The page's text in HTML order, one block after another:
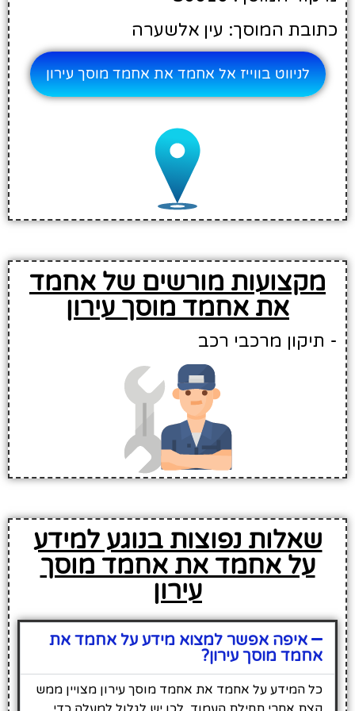
כתובת המוסך: עין אלשערה
לניווט בווייז אל אחמד את אחמד מוסך עירון
מקצועות מורשים של אחמד
את אחמד מוסך עירון
- תיקון מרכבי רכב
שאלות נפוצות בנוגע למידע
על אחמד את אחמד מוסך
עירון
איפה אפשר למצוא מידע על אחמד את
אחמד מוסך עירון?
כל המידע על אחמד את אחמד מוסך עירון מצויין ממש